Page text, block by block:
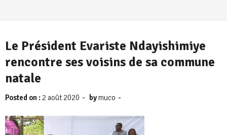
Le Président Evariste Ndayishimiye
rencontre ses voisins de sa commune
natale
Posted on : 2 août 2020 - bymuco -